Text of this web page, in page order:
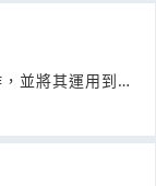
並將其運用到許